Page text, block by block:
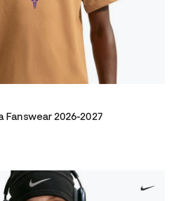
Fanswear 2026-2027